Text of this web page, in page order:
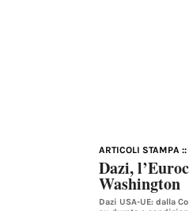
ARTICOLI STAMPA
Dazi,
Washington
Dazi USA-UE: dalla